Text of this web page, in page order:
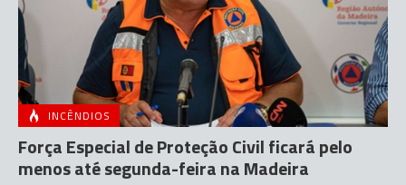
INCÊNDIOS
Força Especial de Proteção Civil ficará pelo
menos até segunda-feira na Madeira